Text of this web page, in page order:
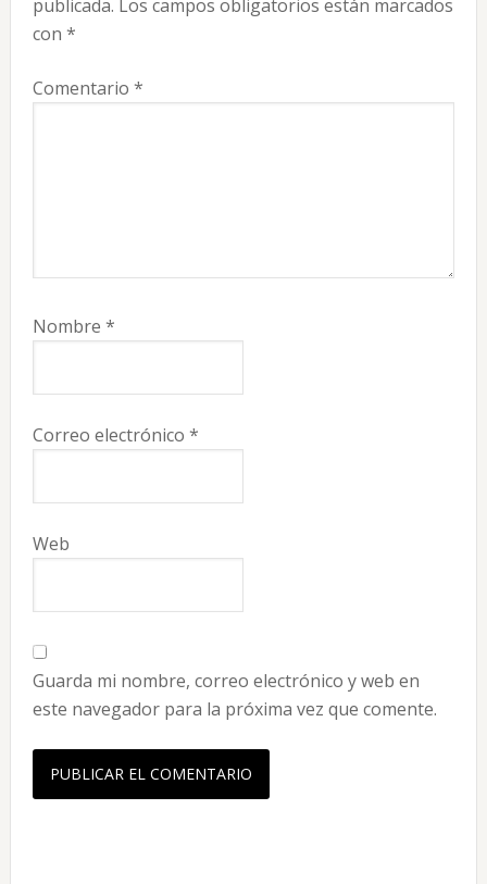
lectores
publicada. Los campos obligatorios están marcados
con *
Comentario *
Nombre *
Correo electrónico *
Web
Guarda mi nombre, correo electrónico y web en
este navegador para la próxima vez que comente.